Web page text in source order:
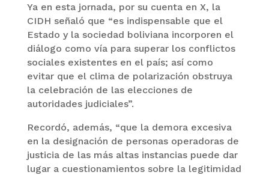
Ya en esta jornada, por su cuenta en X, la
CIDH señaló que “es indispensable que el
Estado y la sociedad boliviana incorporen el
diálogo como vía para superar los conflictos
sociales existentes en el país; así como
evitar que el clima de polarización obstruya
la celebración de las elecciones de
autoridades judiciales”.
Recordó, además, “que la demora excesiva
en la designación de personas operadoras de
justicia de las más altas instancias puede dar
lugar a cuestionamientos sobre la legitimidad